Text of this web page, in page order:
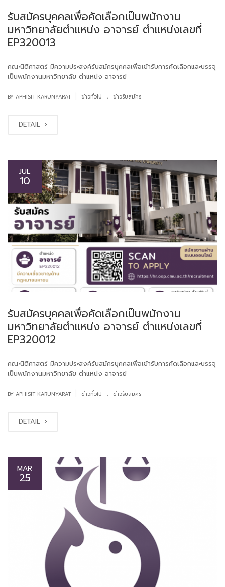
รับสมัครบุคคลเพื่อคัดเลือกเป็นพนักงาน
มหาวิทยาลัยตำแหน่ง อาจารย์ ตำแหน่งเลขที่
EP320013
คณะนิติศาสตร์ มีความประสงค์รับสมัครบุคคลเพื่อเข้ารับการคัดเลือกและบรรจุ
เป็นพนักงานมหาวิทยาลัย ตำแหน่ง อาจารย์
BY APHISIT KARUNYARAT ข่าวทั่วไป . ข่าวรับสมัคร
DETAIL
JUL
10
รับสมัครบุคคลเพื่อคัดเลือกเป็นพนักงาน
มหาวิทยาลัยตำแหน่ง อาจารย์ ตำแหน่งเลขที่
EP320012
คณะนิติศาสตร์ มีความประสงค์รับสมัครบุคคลเพื่อเข้ารับการคัดเลือกและบรรจุ
เป็นพนักงานมหาวิทยาลัย ตำแหน่ง อาจารย์
BY APHISIT KARUNYARAT ข่าวทั่วไป . ข่าวรับสมัคร
DETAIL
MAR
25